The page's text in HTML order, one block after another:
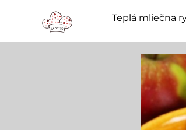
Teplá mliečna